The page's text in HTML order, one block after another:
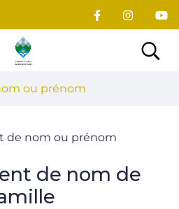
Site officiel du village
ou prénom
de nom ou prénom
de nom de